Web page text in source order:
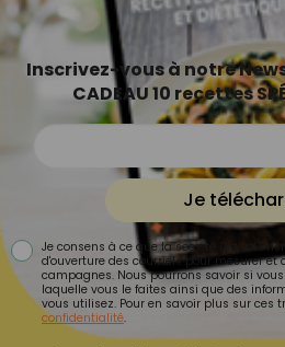
Inscrivez-vous à notre
CADEAU 10 recettes
Je
Je consens à ce que la société Digital
d'ouverture des courriels pour mesurer et
campagnes. Nous pourrons savoir si
laquelle vous le faites ainsi que des
vous utilisez. Pour en savoir plus sur ces
confidentialité.